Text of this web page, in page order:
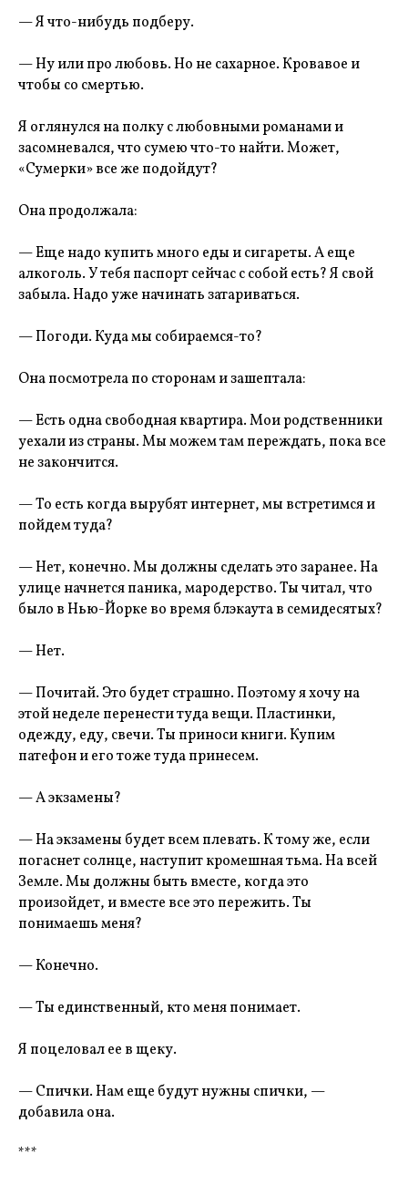
— Я что-нибудь подберу.
— Ну или про любовь. Но не сахарное. Кровавое и
чтобы со смертью.
Я оглянулся на полку с любовными романами и
засомневался, что сумею что-то найти. Может,
«Сумерки» все же подойдут?
Она продолжала:
— Еще надо купить много еды и сигареты. А еще
алкоголь. У тебя паспорт сейчас с собой есть? Я свой
забыла. Надо уже начинать затариваться.
— Погоди. Куда мы собираемся-то?
Она посмотрела по сторонам и зашептала:
— Есть одна свободная квартира. Мои родственники
уехали из страны. Мы можем там переждать, пока все
не закончится.
— То есть когда вырубят интернет, мы встретимся и
пойдем туда?
— Нет, конечно. Мы должны сделать это заранее. На
улице начнется паника, мародерство. Ты читал, что
было в Нью-Йорке во время блэкаута в семидесятых?
— Нет.
— Почитай. Это будет страшно. Поэтому я хочу на
этой неделе перенести туда вещи. Пластинки,
одежду, еду, свечи. Ты приноси книги. Купим
патефон и его тоже туда принесем.
— А экзамены?
— На экзамены будет всем плевать. К тому же, если
погаснет солнце, наступит кромешная тьма. На всей
Земле. Мы должны быть вместе, когда это
произойдет, и вместе все это пережить. Ты
понимаешь меня?
— Конечно.
— Ты единственный, кто меня понимает.
Я поцеловал ее в щеку.
— Спички. Нам еще будут нужны спички, —
добавила она.
***